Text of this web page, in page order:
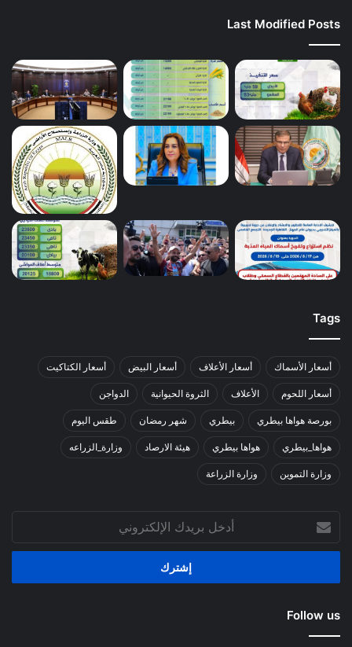
Last Modified Posts
Tags
أسعار الأسماك أسعار الأعلاف أسعار البيض أسعار الكتاكيت
أسعار اللحوم الأعلاف الثروة الحيوانية الدواجن
بورصة هواها بيطري بيطري شهر رمضان طقس اليوم
هواها_بيطري هواها بيطري هيئة الارصاد وزارة_الزراعه
وزارة التموين وزارة الزراعة
بريدك
الإلكتروني
Follow us